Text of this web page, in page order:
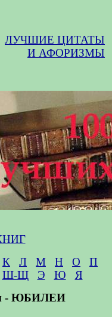
ЛУЧШИЕ ЦИТАТЫ
И АФОРИЗМЫ
К Л М Н О
П
Ш-Щ Э Ю
Я
- ЮБИЛЕИ